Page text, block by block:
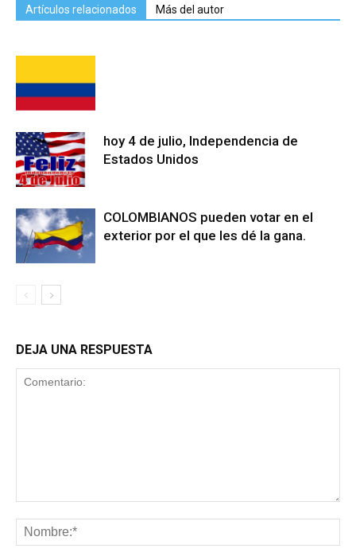
Artículos relacionados Más del autor
hoy 4 de julio, Independencia de
Estados Unidos
COLOMBIANOS pueden votar en el
exterior por el que les dé la gana.
DEJA UNA RESPUESTA